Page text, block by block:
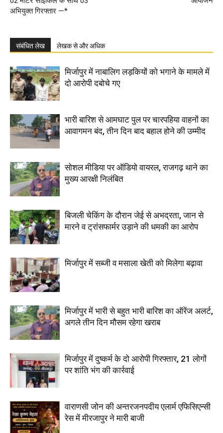
अभियुक्त गिरफ्तार —*
संबंधित लेख लेखक से और अधिक
मिर्जापुर में नाबालिग लड़कियों को भगाने के मामले में
दो आरोपी दबोचे गए
भारी बारिश से आमघाट पुल पर चारपहिया वाहनों का
आवागमन बंद, तीन दिन बाद बहाल होने की उम्मीद
सोशल मीडिया पर ऑडियो वायरल, राजगढ़ थाने का
मुख्य आरक्षी निलंबित
बिजली चेकिंग के दौरान जेई से अभद्रता, जान से
मारने व ट्रांसफार्मर उड़ाने की धमकी का आरोप
मिर्जापुर में सब्जी व मसाला खेती को मिलेगा बढ़ावा
मिर्जापुर में भारी से बहुत भारी बारिश का ऑरेंज अलर्ट,
अगले तीन दिन मौसम रहेगा खराब
मिर्जापुर में दुष्कर्म के दो आरोपी गिरफ्तार, 21 लोगों
पर शांति भंग की कार्रवाई
वाराणसी जोन की अन्तरजनपदीय एलार्म एफिसिएन्सी
रेस में मीरजापुर ने मारी बाजी